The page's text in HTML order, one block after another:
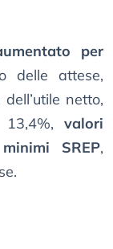
per
delle attese,
netto,
valori
SREP,